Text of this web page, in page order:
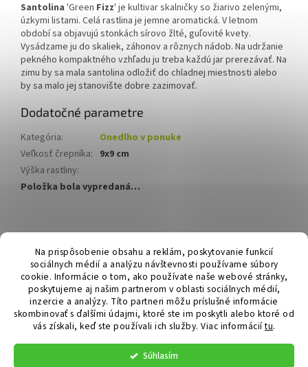
Na prispôsobenie obsahu a reklám, poskytovanie funkcií
sociálnych médií a analýzu návštevnosti používame súbory
cookie. Informácie o tom, ako používate naše webové stránky,
poskytujeme aj našim partnerom v oblasti sociálnych médií,
inzercie a analýzy. Títo partneri môžu príslušné informácie
skombinovať s ďalšími údajmi, ktoré ste im poskytli alebo ktoré od
vás získali, keď ste používali ich služby. Viac informáciítu.
Súhlasím
Santolina 'Green Fizz' je kultivar skalničky so žiarivo zelenými,
úzkymi listami. Celá rastlina je jemne aromatická. V letnom
období sa objavujú stonkách sírovo žlté, guľovité kvety.
Vysádzame ju do skaliek, záhonov a rôznych nádob. Na udržanie
pekného kompaktného vzhľadu ju treba každú jar prerezávať. Na
zimu by sa mala santolina odložiť do chladnej miestnosti alebo
by sa malo jej stanovište dobre zazimovať.
Dodatočné parametre
Kategória:
Onedlho v ponuke
Veľkosť črepníka: 9x9 cm
Výška rastliny:
Položka bola vypredaná…
á
Hurmikaki.com
Vytvoril Shoptet